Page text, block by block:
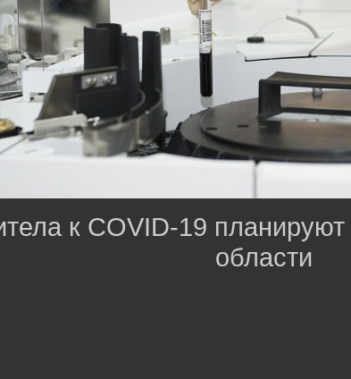
к COVID-19
области